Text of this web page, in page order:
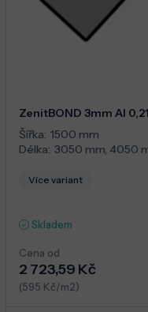
ZenitBOND 3mm Al
Šířka: 1500 mm
Délka: 3050 mm, 4050
Více variant
Skladem
Cena od
2 723,59 Kč
(595 Kč/m2)